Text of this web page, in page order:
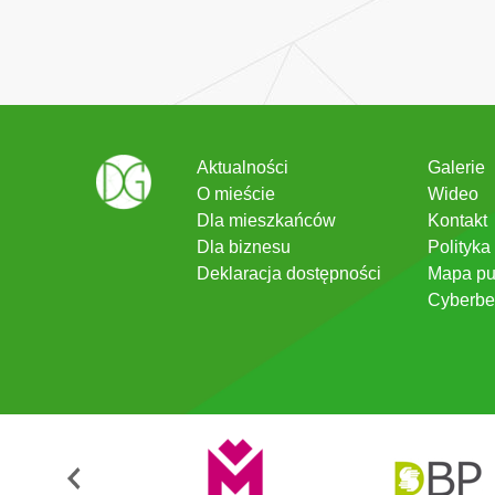
Aktualności
O mieście
Dla mieszkańców
Dla biznesu
Deklaracja dostępności
Galerie
Wideo
Kontakt
Mapa